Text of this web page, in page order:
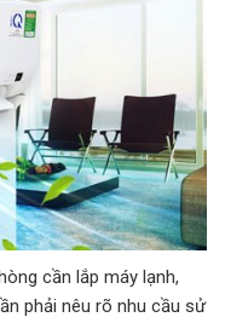
cần lắp máy lạnh,
phải nêu rõ nhu cầu sử